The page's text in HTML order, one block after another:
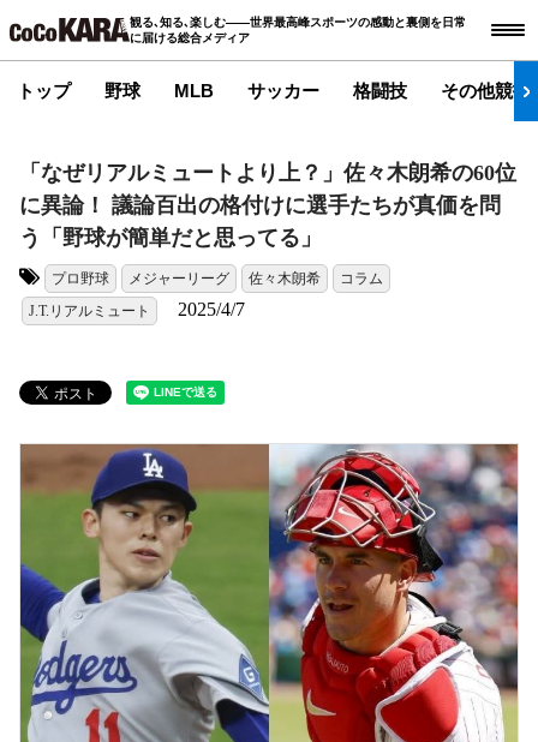
観る､知る､楽しむ――世界最高峰スポーツの感動と裏側を日常
に届ける総合メディア
トップ 野球 MLB サッカー 格闘技 その他競技
「なぜリアルミュートより上？」佐々木朗希の60位
に異論！ 議論百出の格付けに選手たちが真価を問
う「野球が簡単だと思ってる」
プロ野球 メジャーリーグ 佐々木朗希
コラム
J.T.リアルミュート
2025/4/7